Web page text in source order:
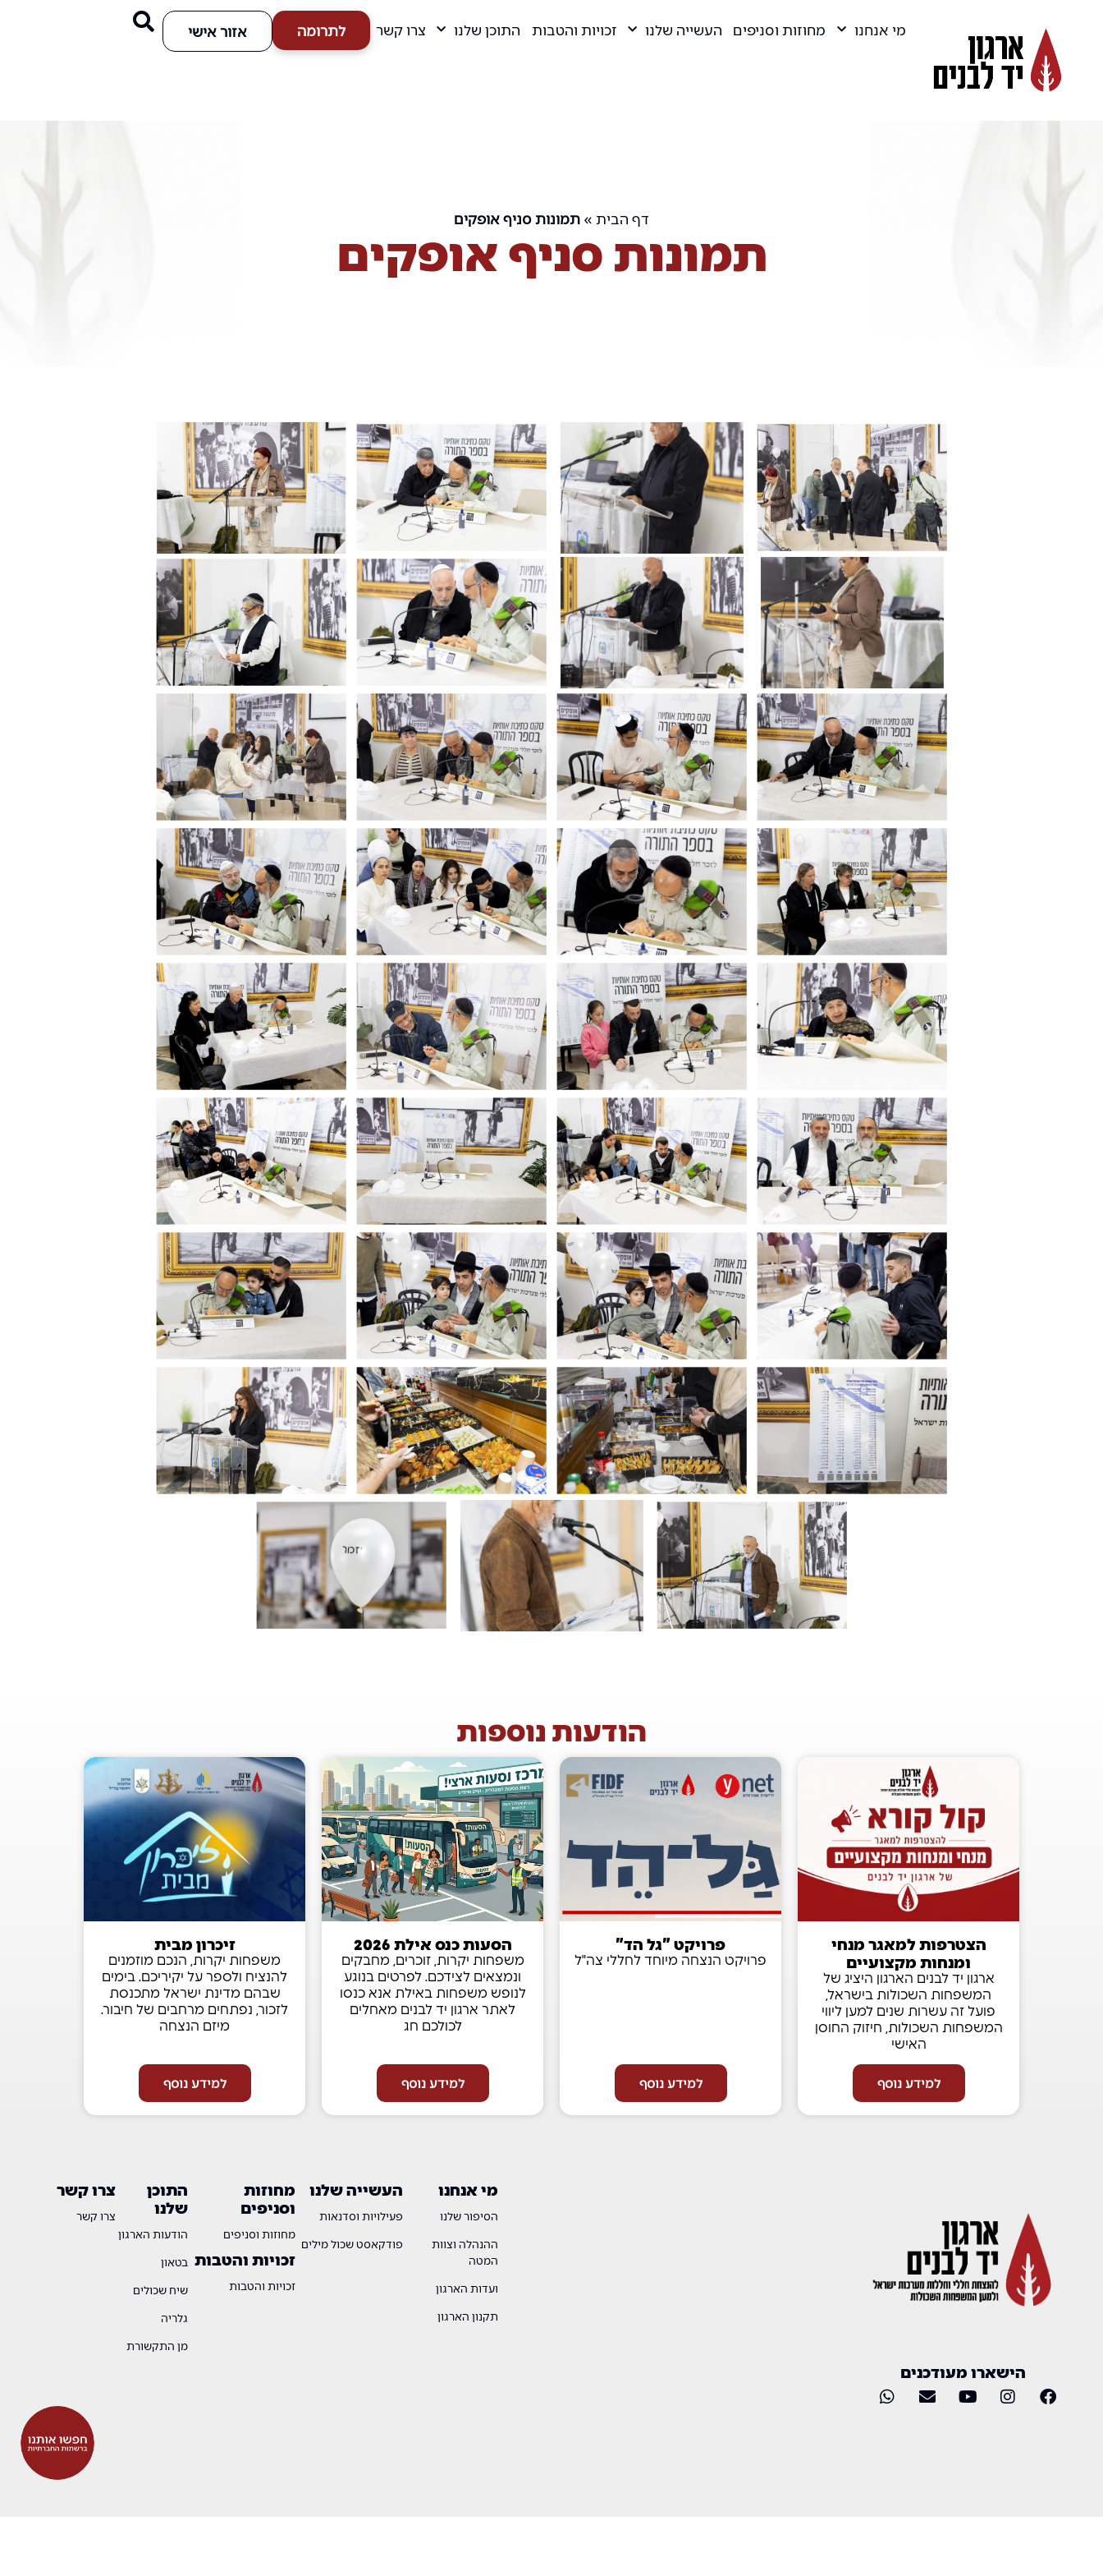
מי אנחנו מחוזות וסניפים העשייה שלנו זכויות והטבות התוכן שלנו צרו קשר לתרומה אזור אישי
דף הבית » תמונות סניף אופקים
תמונות סניף אופקים
הודעות נוספות
הצטרפות למאגר מנחי
ומנחות מקצועיים
ארגון יד לבנים הארגון היציג של
המשפחות השכולות בישראל,
פועל זה עשרות שנים למען ליווי
המשפחות השכולות, חיזוק החוסן
האישי
למידע נוסף
פרויקט "גל הד"
פרויקט הנצחה מיוחד לחללי צה"ל
למידע נוסף
הסעות כנס אילת 2026
משפחות יקרות, זוכרים, מחבקים
ונמצאים לצידכם. לפרטים בנוגע
לנופש משפחות באילת אנא כנסו
לאתר ארגון יד לבנים מאחלים
לכולכם חג
למידע נוסף
זיכרון מבית
משפחות יקרות, הנכם מוזמנים
להנציח ולספר על יקיריכם. בימים
שבהם מדינת ישראל מתכנסת
לזכור, נפתחים מרחבים של חיבור.
מיזם הנצחה
למידע נוסף
צרו קשר
צרו קשר
התוכן
שלנו
הודעות הארגון
בטאון
שיח שכולים
גלריה
מן התקשורת
מחוזות
וסניפים
מחוזות וסניפים
זכויות והטבות
זכויות והטבות
העשייה שלנו
פעילויות וסדנאות
פודקאסט שכול מילים
מי אנחנו
הסיפור שלנו
ההנהלה וצוות
המטה
ועדות הארגון
תקנון הארגון
הישארו מעודכנים